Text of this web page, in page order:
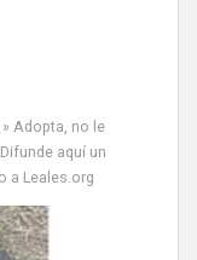
» Adopta, no le
aquí un
a Leales.org